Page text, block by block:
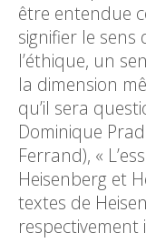
être entendue
signifier le
l’éthique, un
la dimension
qu’il sera
Dominique
Ferrand), «
Heisenberg et
textes de